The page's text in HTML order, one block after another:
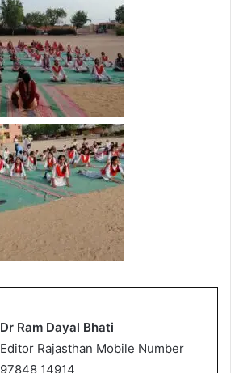
Dr Ram Dayal Bhati
Editor Rajasthan Mobile Number
97848 14914